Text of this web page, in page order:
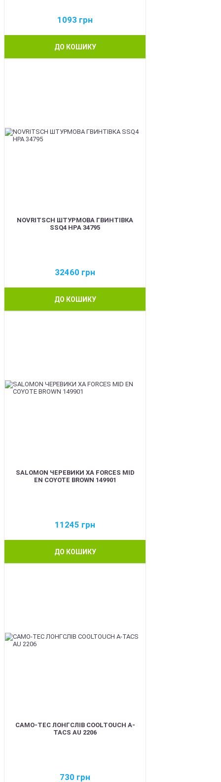
1093 грн
ДО КОШИКУ
NOVRITSCH ШТУРМОВА ГВИНТІВКА
SSQ4 HPA 34795
32460 грн
ДО КОШИКУ
SALOMON ЧЕРЕВИКИ XA FORCES MID
EN COYOTE BROWN 149901
11245 грн
ДО КОШИКУ
CAMO-TEC ЛОНГСЛІВ COOLTOUCH A-
TACS AU 2206
730 грн